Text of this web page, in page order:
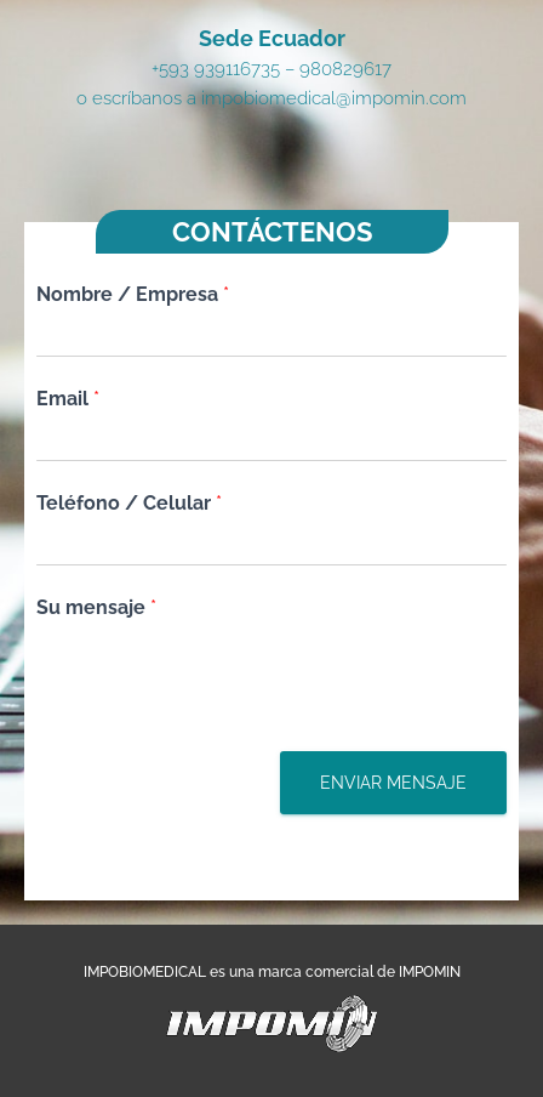
Sede Ecuador
+593 939116735 – 980829617
o escríbanos a impobiomedical@impomin.com
CONTÁCTENOS
Nombre / Empresa *
Email *
Teléfono / Celular *
Su mensaje *
ENVIAR MENSAJE
IMPOBIOMEDICAL es una marca comercial de IMPOMIN